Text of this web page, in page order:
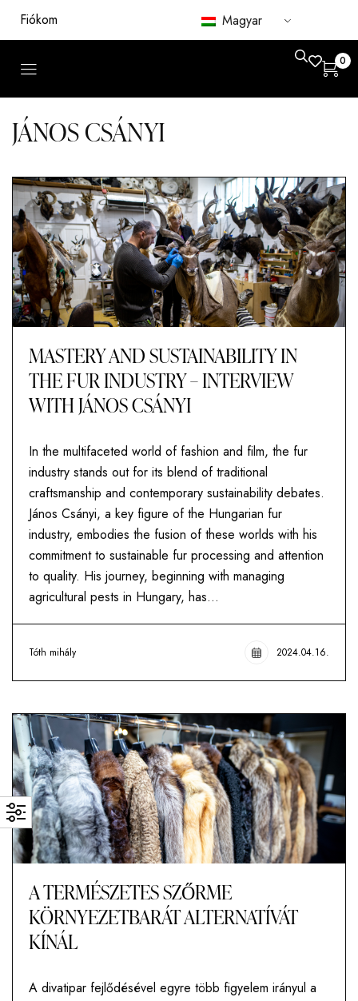
Fiókom Magyar
0
JÁNOS CSÁNYI
MASTERY AND SUSTAINABILITY IN
THE FUR INDUSTRY – INTERVIEW
WITH JÁNOS CSÁNYI
In the multifaceted world of fashion and film, the fur
industry stands out for its blend of traditional
craftsmanship and contemporary sustainability debates.
János Csányi, a key figure of the Hungarian fur
industry, embodies the fusion of these worlds with his
commitment to sustainable fur processing and attention
to quality. His journey, beginning with managing
agricultural pests in Hungary, has…
Tóth mihály 2024.04.16.
A TERMÉSZETES SZŐRME
KÖRNYEZETBARÁT ALTERNATÍVÁT
KÍNÁL
A divatipar fejlődésével egyre több figyelem irányul a